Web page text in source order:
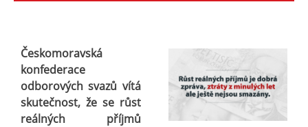
Českomoravská
konfederace
odborových svazů vítá
skutečnost, že se růst
reálných příjmů